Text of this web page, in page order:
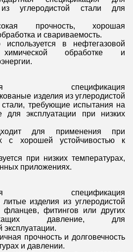
углеродистой стали для
прочность, хорошая
и свариваемость.
используется в нефтегазовой
химической обработке и
спецификация
изделия из углеродистой
стали, требующие испытания на
для эксплуатации при низких
для применения при
с хорошей устойчивостью к
при низких температурах,
приложениях.
спецификация
литые изделия из углеродистой
фланцев, фитингов или других
давление, для
эксплуатации.
прочность и долговечность
и давлении.